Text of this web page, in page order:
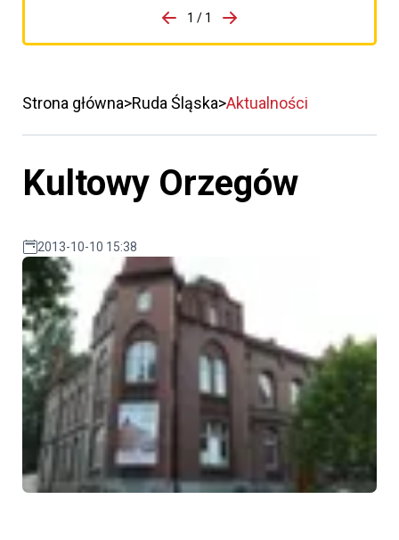
porzpedniego komunikatu
1 / 1
Przejdź do następnego
Strona główna Ruda Śląska Aktualności
Kultowy Orzegów
2013-10-10 15:38